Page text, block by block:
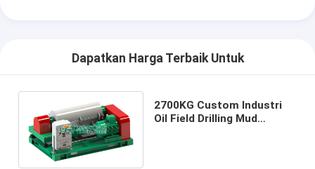
Dapatkan Harga Terbaik Untuk
2700KG Custom Industri
Oil Field Drilling Mud